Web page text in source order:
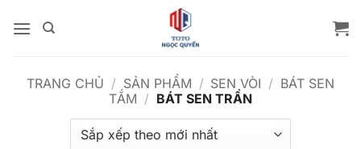
qua
TRANG CHỦ / SẢN PHẨM / SEN VÒI / BÁT SEN
TẮM / BÁT SEN TRẦN